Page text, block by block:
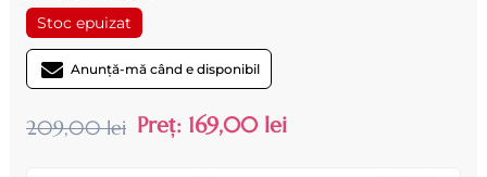
Stoc epuizat
Anunță-mă când e disponibil
209,00 lei Preț: 169,00 lei